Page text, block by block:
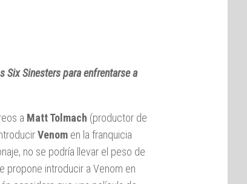
Six Sinesters para enfrentarse a
a Matt Tolmach (productor de
Venom en la franquicia
no se podría llevar el peso de
propone introducir a Venom en